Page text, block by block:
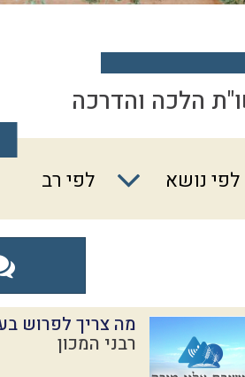
הלכה והדרכה
לפי
לפי נושא לפי רב
מה צריך לפרוש
רבני המכון